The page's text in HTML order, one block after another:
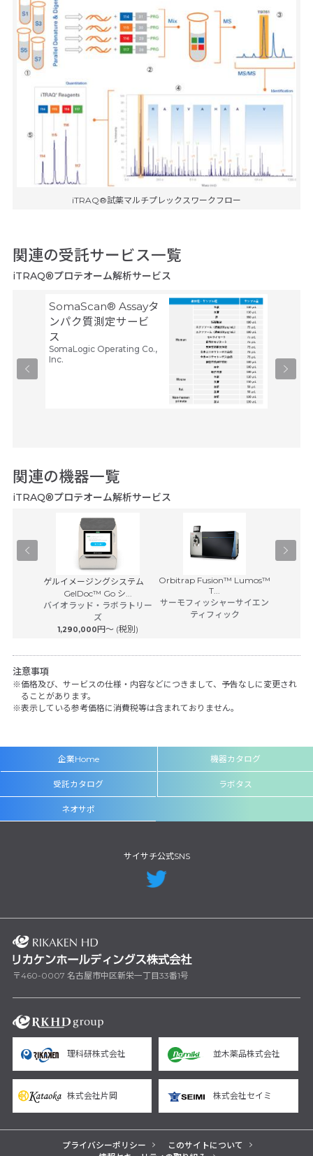
iTRAQ®試薬マルチプレックスワークフロー
関連の受託サービス一覧
iTRAQ®プロテオーム解析サービス
SomaScan® Assayタ
ンパク質測定サービ
ス
SomaLogic Operating Co.,
Inc.
関連の機器一覧
iTRAQ®プロテオーム解析サービス
ゲルイメージングシステム
GelDoc™ Go シ...
バイオラッド・ラボラトリー
ズ
1,290,000円〜 (税別)
Orbitrap Fusion™ Lumos™
T...
サーモフィッシャーサイエン
ティフィック
注意事項
価格及び、サービスの仕様・内容などにつきまして、予告なしに変更され
ることがあります。
表示している参考価格に消費税等は含まれておりません。
企業Home 機器カタログ
受託カタログ ラボタス
ネオサポ
サイサチ公式SNS
〒460-0007 名古屋市中区新栄一丁目33番1号
理科研株式会社 並木薬品株式会社
株式会社片岡 株式会社セイミ
プライバシーポリシー
このサイトについて